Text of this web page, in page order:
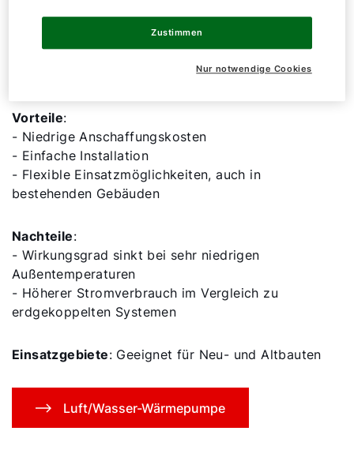
ein Kältemittel abgibt. Das Kältemittel wird
komprimiert, wodurch die Temperatur steigt, und
Vorteile:
- Niedrige Anschaffungskosten
- Einfache Installation
- Flexible Einsatzmöglichkeiten, auch in
bestehenden Gebäuden
Nachteile:
- Wirkungsgrad sinkt bei sehr niedrigen
Außentemperaturen
- Höherer Stromverbrauch im Vergleich zu
erdgekoppelten Systemen
Einsatzgebiete: Geeignet für Neu- und Altbauten
Luft/Wasser-Wärmepumpe
Nur notwendige Cookies
Zustimmen